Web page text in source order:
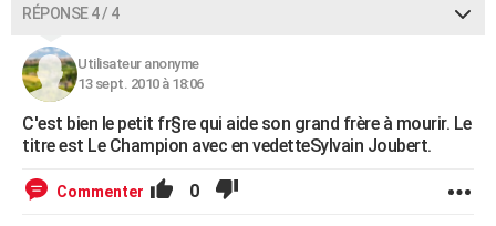
RÉPONSE 4 / 4
Utilisateur anonyme
13 sept. 2010 à 18:06
C'est bien le petit fr§re qui aide son grand frère à mourir. Le
titre est Le Champion avec en vedetteSylvain Joubert.
Commenter 0